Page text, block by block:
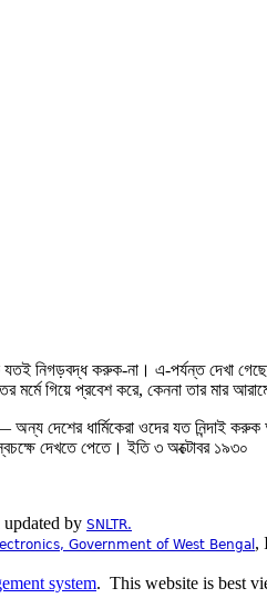
নিগড়বদ্ধ করুক-না। এ-পর্যন্ত দেখা গেছে,
গিয়ে প্রবেশ করে, কেননা তার মার
ধার্মিকেরা ওদের যত নিন্দাই করুক
দেখতে পেতে। ইতি ৩ অক্টোবর ১৯৩০
by SNLTR.
Government of West Bengal ,
. This website is best